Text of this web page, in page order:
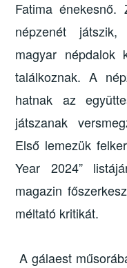
Fatima énekesnő.
népzenét
magyar népdalok
találkoznak. A
hatnak az
játszanak
Első lemezük
Year 2024”
magazin
méltató kritikát.
A gálaest